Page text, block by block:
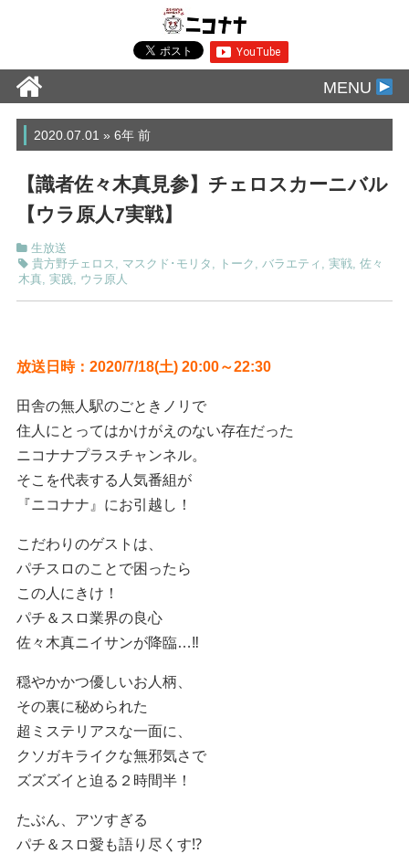
MENU
2020.07.01 » 6年 前
【識者佐々木真見参】チェロスカーニバル
【ウラ原人7実戦】
生放送
貴方野チェロス
マスクド･モリタ トーク バラエティ 実戦, 佐々
木真, 実践 ウラ原人
放送日時：2020/7/18(土) 20:00～22:30
田舎の無人駅のごときノリで
住人にとってはかけがえのない存在だった
ニコナナプラスチャンネル。
そこを代表する人気番組が
『ニコナナ』にお引越し！
こだわりのゲストは、
パチスロのことで困ったら
この人にきけ！
パチ＆スロ業界の良心
佐々木真ニイサンが降臨…‼︎
穏やかかつ優しいお人柄、
その裏に秘められた
超ミステリアスな一面に、
クソガキライクな無邪気さで
ズズズイと迫る２時間半！
たぶん、アツすぎる
パチ＆スロ愛も語り尽くす⁉︎